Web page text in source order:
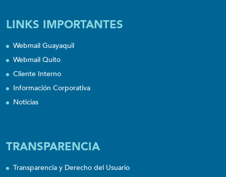
LINKS IMPORTANTES
Webmail Guayaquil
Webmail Quito
Cliente Interno
Información Corporativa
Noticias
TRANSPARENCIA
Transparencia y Derecho del Usuario